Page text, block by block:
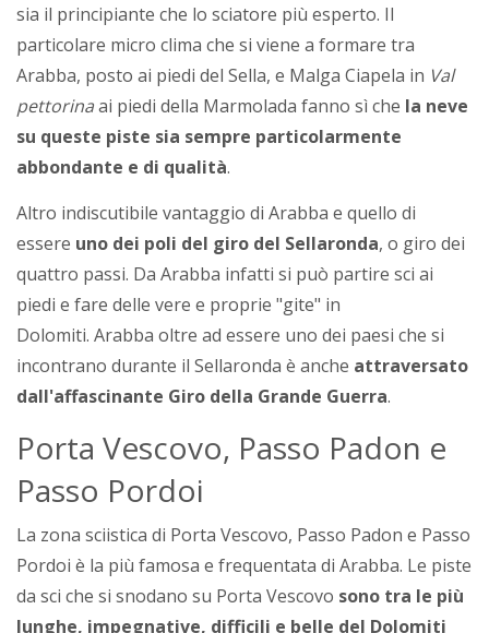
sia il principiante che lo sciatore più esperto. Il
particolare micro clima che si viene a formare tra
Arabba, posto ai piedi del Sella, e Malga Ciapela in Val
pettorinaai piedi della Marmolada fanno sì che la neve
su queste piste sia sempre particolarmente
abbondante e di qualità.
Altro indiscutibile vantaggio di Arabba e quello di
essere uno dei poli del giro del Sellaronda, o giro dei
quattro passi. Da Arabba infatti si può partire sci ai
piedi e fare delle vere e proprie "gite" in
Dolomiti. Arabba oltre ad essere uno dei paesi che si
incontrano durante il Sellaronda è anche attraversato
dall'affascinante Giro della Grande Guerra.
Porta Vescovo, Passo Padon e
Passo Pordoi
La zona sciistica di Porta Vescovo, Passo Padon e Passo
Pordoi è la più famosa e frequentata di Arabba. Le piste
da sci che si snodano su Porta Vescovo sono tra le più
lunghe, impegnative, difficili e belle del Dolomiti